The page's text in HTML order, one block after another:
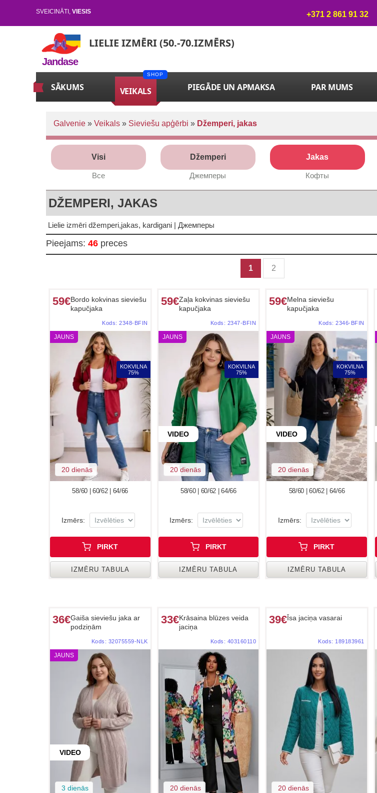
SVEICINĀTI , VIESIS +371 2 861 91 32
Jandase
LIELIE IZMĒRI (50.-70.IZMĒRS)
SĀKUMS VEIKALS PIEGĀDE UN APMAKSA PAR MUMS
Galvenie » Veikals » Sieviešu apģērbi » Džemperi, jakas
Visi
Все
Džemperi
Джемперы
Jakas
Кофты
DŽEMPERI, JAKAS
Lielie izmēri džemperi,jakas, kardigani | Джемперы
Pieejams: 46 preces
1 2
59€Bordo kokvinas sieviešu
kapučjaka
Kods:2348-BFIN
JAUNS
KOKVILNA
75%
20 dienās
58/60 | 60/62 | 64/66
Izmērs:
PIRKT
IZMĒRU TABULA
59€Zaļa kokvinas sieviešu
kapučjaka
Kods: 2347-BFIN
JAUNS
VIDEO
KOKVILNA
75%
20 dienās
58/60 | 60/62 | 64/66
Izmērs:
PIRKT
IZMĒRU TABULA
59€Melna sieviešu
kapučjaka
Kods:2346-BFIN
JAUNS
VIDEO
KOKVILNA
75%
20 dienās
58/60 | 60/62 | 64/66
Izmērs:
PIRKT
IZMĒRU TABULA
36€Gaiša sieviešu jaka ar
podziņām
Kods: 32075559-NLK
JAUNS
VIDEO
3 dienās
33€Krāsaina blūzes veida
jaciņa
Kods: 403160110
20 dienās
39€Īsa jaciņa vasarai
Kods: 189183961
20 dienās